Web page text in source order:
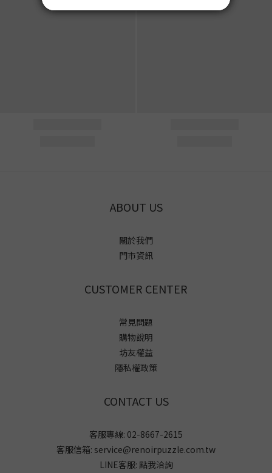
ABOUT US
關於我們
門市資訊
CUSTOMER CENTER
常見問題
購物說明
坊友權益
隱私權政策
CONTACT US
客服專線: 02-8667-2615
客服信箱: service@renoirpuzzle.com.tw
LINE客服: 點我洽詢